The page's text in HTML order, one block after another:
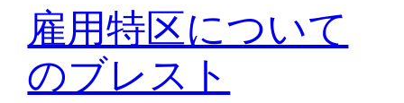
雇用特区について
のブレスト